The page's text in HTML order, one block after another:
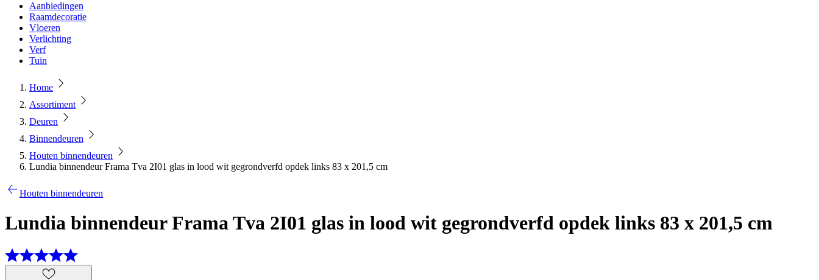
Aanbiedingen
Raamdecoratie
Vloeren
Verlichting
Verf
Tuin
Home
Assortiment
Deuren
Binnendeuren
Houten binnendeuren
Lundia binnendeur Frama Tva 2I01 glas in lood wit gegrondverfd opdek links 83 x 201,5 cm
Houten binnendeuren
Lundia binnendeur Frama Tva 2I01 glas in lood wit gegrondverfd opdek links 83 x 201,5 cm